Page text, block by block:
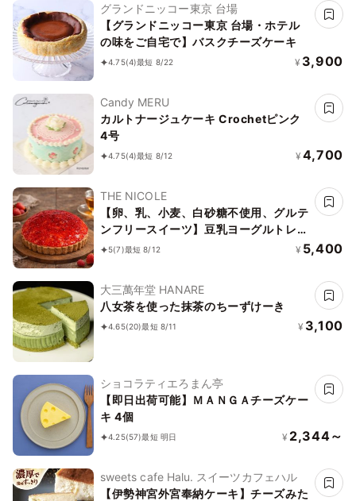
グランドニッコー東京 台場
【グランドニッコー東京 台場・ホテル
の味をご自宅で】バスクチーズケーキ
4.75(4)最短 8/22 ¥ 3,900
Candy MERU
カルトナージュケーキ Crochetピンク
4号
4.75(4)最短 8/12 ¥ 4,700
THE NICOLE
【卵、乳、小麦、白砂糖不使用、グルテ
ンフリースイーツ】豆乳ヨーグルトレア
チーズケーキ 5号 15cm ～豆乳ヨーグル
キ》《無添加》《アレルギー配慮》
5(7)最短 8/12 ¥ 5,400
大三萬年堂 HANARE
八女茶を使った抹茶のちーずけーき
4.65(20)最短 8/11 ¥ 3,100
ショコラティエろまん亭
【即日出荷可能】ＭＡＮＧＡチーズケー
キ 4個
4.25(57)最短 明日 ¥ 2,344～
sweets cafe Halu. スイーツカフェハル
【伊勢神宮外宮奉納ケーキ】チーズみた